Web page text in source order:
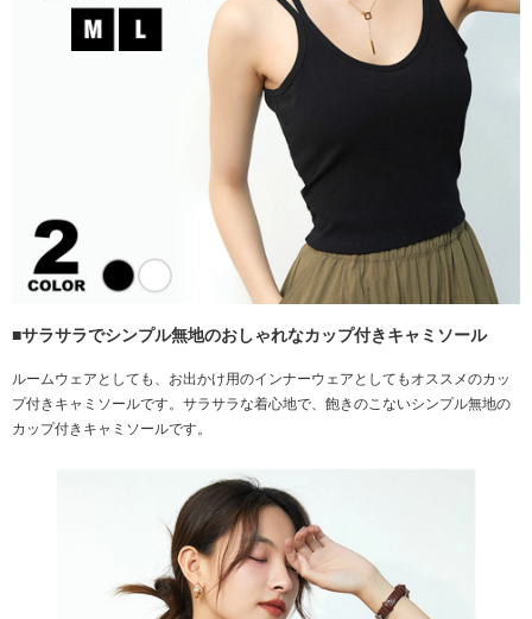
■サラサラでシンプル無地のおしゃれなカップ付きキャミソール
ルームウェアとしても、お出かけ用のインナーウェアとしてもオススメのカッ
プ付きキャミソールです。サラサラな着心地で、飽きのこないシンプル無地の
カップ付きキャミソールです。